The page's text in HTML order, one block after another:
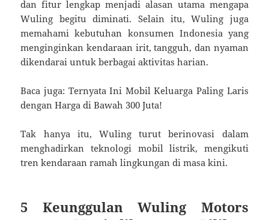
dan fitur lengkap menjadi alasan utama mengapa
Wuling begitu diminati. Selain itu, Wuling juga
memahami kebutuhan konsumen Indonesia yang
menginginkan kendaraan irit, tangguh, dan nyaman
dikendarai untuk berbagai aktivitas harian.
Baca juga: Ternyata Ini Mobil Keluarga Paling Laris
dengan Harga di Bawah 300 Juta!
Tak hanya itu, Wuling turut berinovasi dalam
menghadirkan teknologi mobil listrik, mengikuti
tren kendaraan ramah lingkungan di masa kini.
5 Keunggulan Wuling Motors